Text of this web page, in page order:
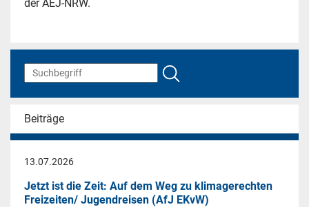
der AEJ-NRW.
Beiträge
13.07.2026
Jetzt ist die Zeit: Auf dem Weg zu klimagerechten
Freizeiten/ Jugendreisen (AfJ EKvW)